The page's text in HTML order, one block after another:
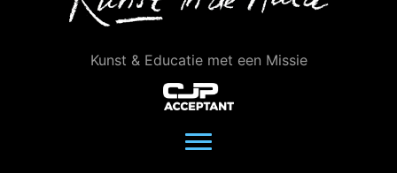
Kunst & Educatie met een Missie